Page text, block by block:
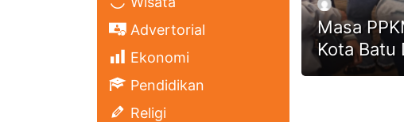
Advertorial
Ekonomi
Pendidikan
Religi
Masa
Kota Batu